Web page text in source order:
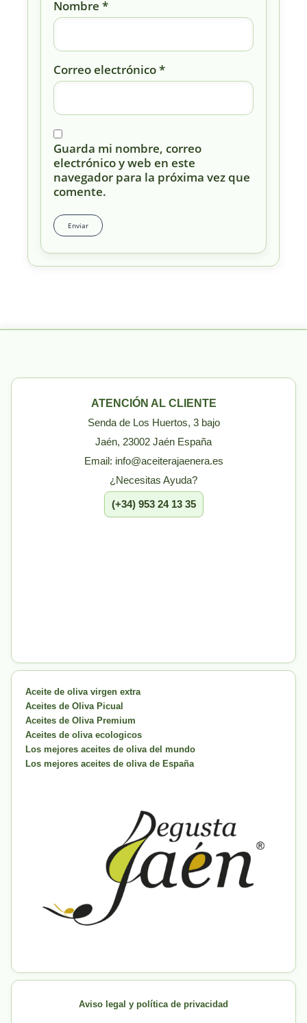
Nombre *
Correo electrónico*
Guarda mi nombre, correo
electrónico y web en este
navegador para la próxima vez que
comente.
ATENCIÓN AL CLIENTE
Senda de Los Huertos, 3 bajo
Jaén, 23002 Jaén España
Email: info@aceiterajaenera.es
¿Necesitas Ayuda?
(+34) 953 24 13 35
Aceite de oliva virgen extra
Aceites de Oliva Picual
Aceites de Oliva Premium
Aceites de oliva ecologicos
Los mejores aceites de oliva del mundo
Los mejores aceites de oliva de España
Aviso legal y política de privacidad